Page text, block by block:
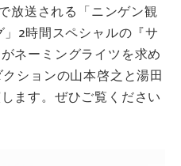
放送される「ニンゲン観
2時間スペシャルの『サ
ネーミングライツを求め
ションの山本啓之と湯田
ます。ぜひご覧ください